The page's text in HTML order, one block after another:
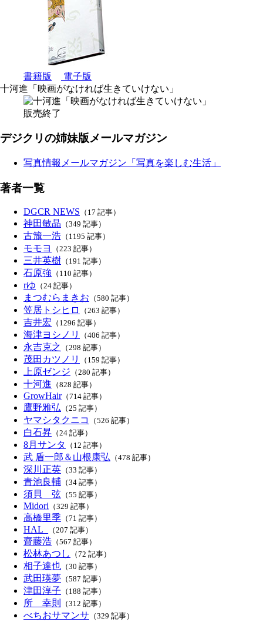
書籍版
電子版
十河進「映画がなければ生きていけない」
販売終了
デジクリの姉妹版メールマガジン
写真情報メールマガジン「写真を楽しむ生活」
著者一覧
DGCR NEWS （17 記事）
神田敏晶 （349 記事）
古籏一浩 （1195 記事）
モモヨ （223 記事）
三井英樹 （191 記事）
石原強 （110 記事）
rゆ （24 記事）
まつむらまきお （580 記事）
笠居トシヒロ （263 記事）
吉井宏 （1296 記事）
海津ヨシノリ （406 記事）
永吉克之 （298 記事）
茂田カツノリ （159 記事）
上原ゼンジ （280 記事）
十河進 （828 記事）
GrowHair（714 記事）
鷹野雅弘 （25 記事）
ヤマシタクニコ （526 記事）
白石昇 （24 記事）
8月サンタ （12 記事）
武 盾一郎＆山根康弘 （478 記事）
深川正英 （33 記事）
青池良輔 （34 記事）
須貝 弦 （55 記事）
Midori （329 記事）
高橋里季 （71 記事）
HAL_ （207 記事）
齋藤浩 （567 記事）
松林あつし （72 記事）
相子達也 （30 記事）
武田瑛夢 （587 記事）
津田淳子 （188 記事）
所 幸則 （312 記事）
べちおサマンサ （329 記事）